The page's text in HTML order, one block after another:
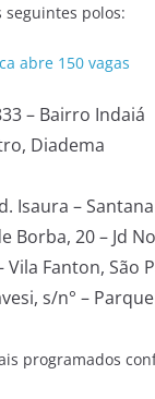
polos:
abre 150 vagas
– Bairro Indaiá
Diadema
Isaura –
Borba, 20 – Jd
Vila Fanton, São
s/n° –
programados